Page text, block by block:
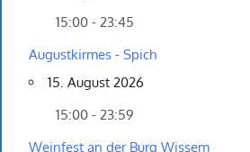
15:00 - 23:45
Augustkirmes - Spich
15. August 2026
15:00 - 23:59
Weinfest an der Burg Wissem